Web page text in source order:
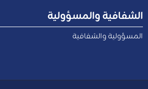
الشفافية والمسؤولية
المسؤولية والشفافية